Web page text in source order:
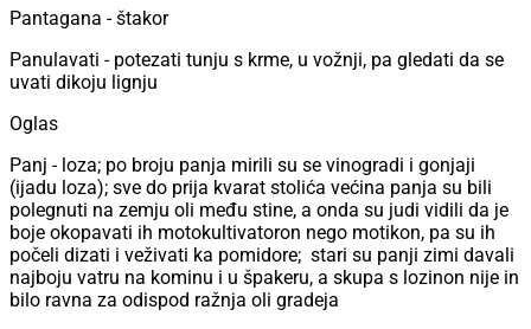
Pantagana - štakor
Panulavati - potezati tunju s krme, u vožnji, pa gledati da se
uvati dikoju lignju
Oglas
Panj - loza; po broju panja mirili su se vinogradi i gonjaji
(ijadu loza); sve do prija kvarat stolića većina panja su bili
polegnuti na zemju oli među stine, a onda su judi vidili da je
boje okopavati ih motokultivatoron nego motikon, pa su ih
počeli dizati i veživati ka pomidore; stari su panji zimi davali
najboju vatru na kominu i u špakeru, a skupa s lozinon nije in
bilo ravna za odispod ražnja oli gradeja